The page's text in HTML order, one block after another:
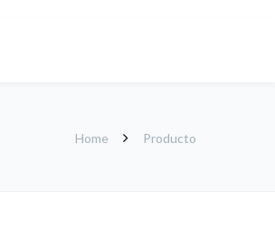
Home Producto